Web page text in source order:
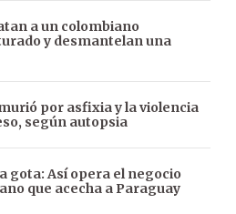
a un colombiano
y desmantelan una
por asfixia y la violencia
según autopsia
gota: Así opera el negocio
que acecha a Paraguay